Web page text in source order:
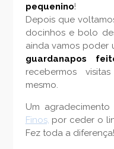
pequenino!
Depois que
docinhos e bolo
ainda vamos poder
guardanapos
recebermos
mesmo.
Um
Finos, por ceder o
Fez toda a diferença!